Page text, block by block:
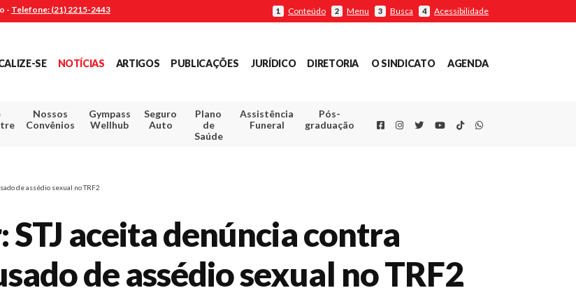
- Telefone: (21) 2215-2443 1 Conteúdo 2 Menu 3 Busca 4 Acessibilidade
SE NOTÍCIAS ARTIGOS PUBLICAÇÕES JURÍDICO DIRETORIA O SINDICATO AGENDA
Nossos
Convênios
Gympass
Wellhub
Seguro
Auto
Plano
de
Saúde
Assistência
Funeral
Pós-
graduação
FacebookInstagram
TwitterYoutube
TikTokWhatsapp
de assédio sexual no TRF2
aceita denúncia contra
de assédio sexual no TRF2